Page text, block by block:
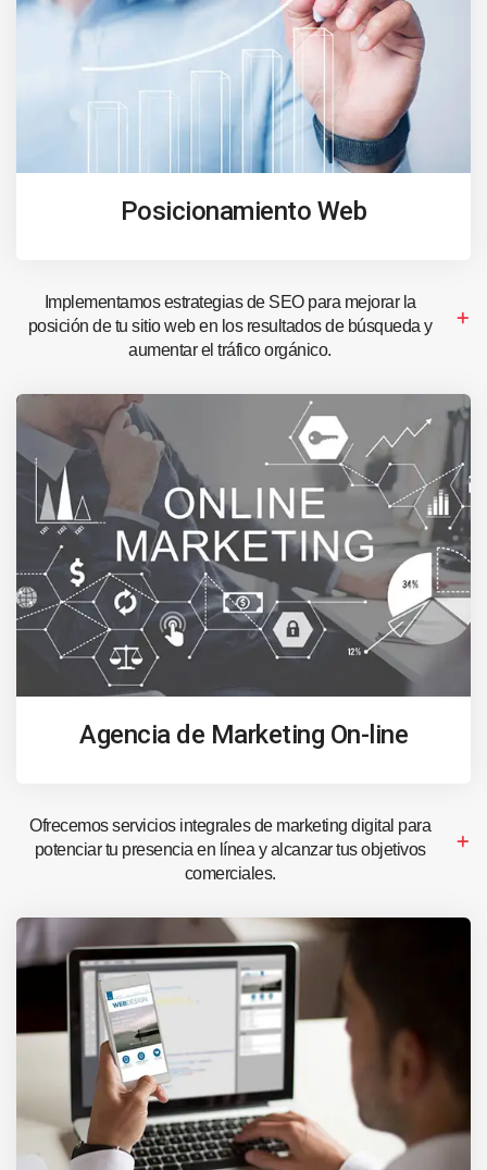
Posicionamiento Web
Implementamos estrategias de SEO para mejorar la
posición de tu sitio web en los resultados de búsqueda y
aumentar el tráfico orgánico.
Agencia de Marketing On-line
Ofrecemos servicios integrales de marketing digital para
potenciar tu presencia en línea y alcanzar tus objetivos
comerciales.